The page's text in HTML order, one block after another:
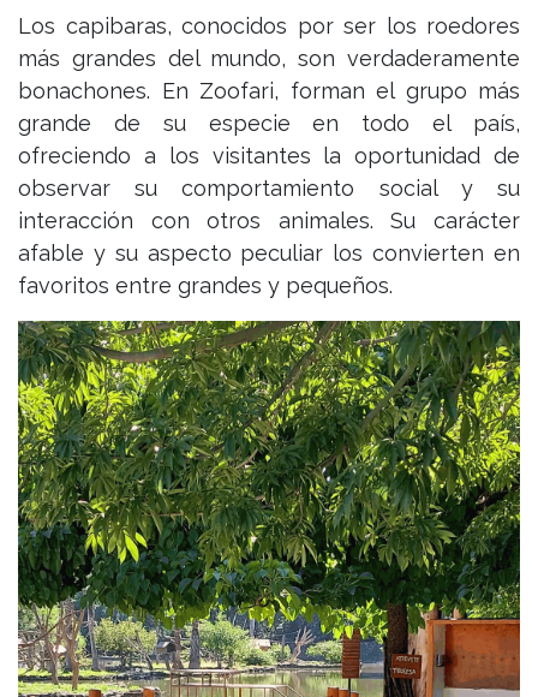
Los capibaras, conocidos por ser los roedores
más grandes del mundo, son verdaderamente
bonachones. En Zoofari, forman el grupo más
grande de su especie en todo el país,
ofreciendo a los visitantes la oportunidad de
observar su comportamiento social y su
interacción con otros animales. Su carácter
afable y su aspecto peculiar los convierten en
favoritos entre grandes y pequeños.